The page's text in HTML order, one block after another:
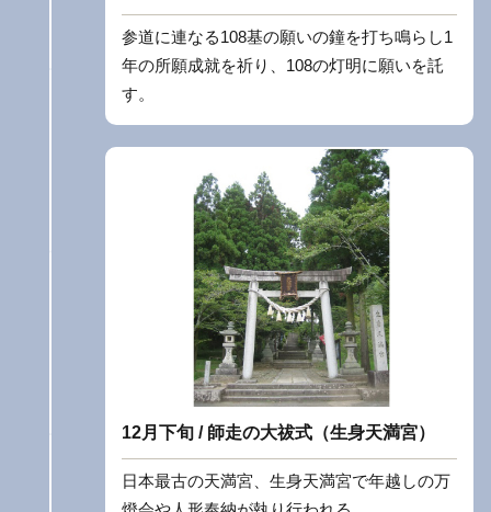
参道に連なる108基の願いの鐘を打ち鳴らし1
年の所願成就を祈り、108の灯明に願いを託
す。
12月下旬 / 師走の大祓式（生身天満宮）
日本最古の天満宮、生身天満宮で年越しの万